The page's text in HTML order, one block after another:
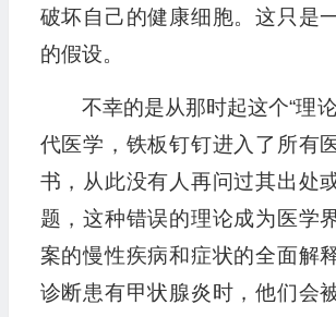
破坏自己的健康细胞。这只是
的假设。
不幸的是从那时起这个“理
代医学，铁板钉钉进入了所有
书，从此没有人再问过其出处
题，这种错误的理论成为医学
案的慢性疾病和症状的全面解
诊断患有甲状腺炎时，他们会